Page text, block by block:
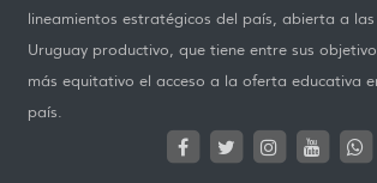
lineamientos estratégicos del país, abierta a las
Uruguay productivo, que tiene entre sus
más equitativo el acceso a la oferta educativa
país.